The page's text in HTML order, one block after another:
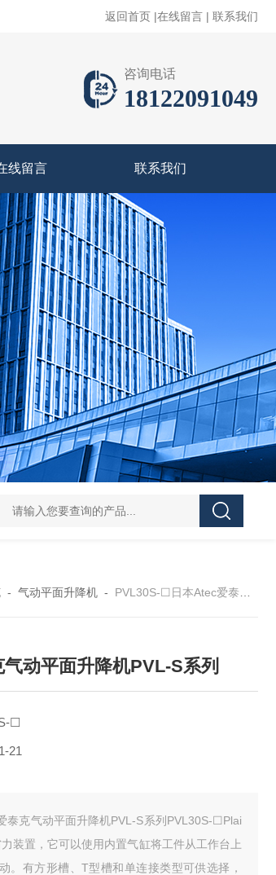
返回首页 |在线留言 | 联系我们
咨询电话
18122091049
线留言 联系我们
L-00/01/02/03DAICO大浩研
- 气动平面升降机- PVL30S-☐日本Atec爱泰克气动平面升降机PVL-S系列
动平面升降机PVL-S系列
☐
21
泰克气动平面升降机PVL-S系列PVL30S-☐Plai
装置，它可以使用内置气缸将工件从工作台上
。有方形槽、T型槽和单连接类型可供选择，